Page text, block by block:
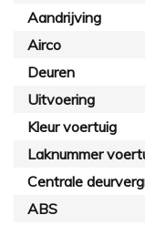
Aandrijving
Airco
Deuren
Uitvoering
Kleur voertuig
Laknummer
Centrale
ABS